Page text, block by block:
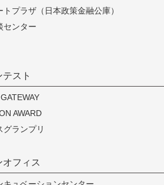
プラザ（日本政策金融公庫）
センター
スト
AWARD
グランプリ
フィス